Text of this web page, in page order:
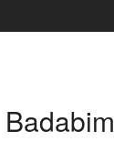
Badabim